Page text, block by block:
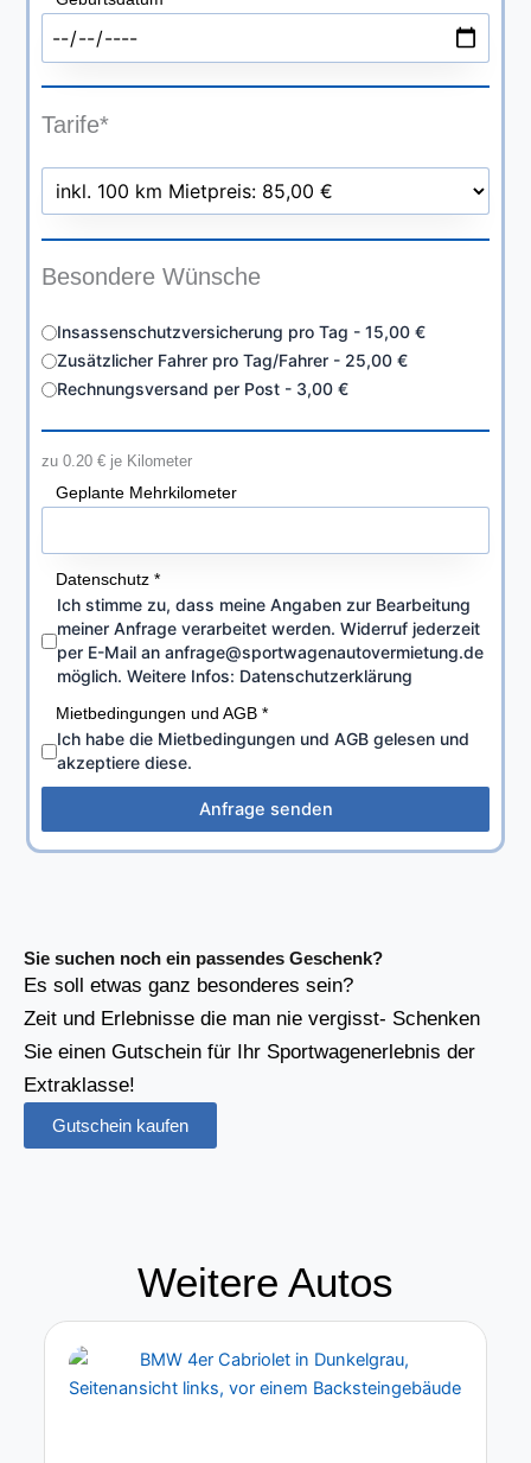
Tarife*
Besondere Wünsche
Insassenschutzversicherung pro Tag - 15,00 €
Zusätzlicher Fahrer pro Tag/Fahrer - 25,00 €
Rechnungsversand per Post - 3,00 €
zu 0.20 € je Kilometer
Geplante Mehrkilometer
Datenschutz*
Ich stimme zu, dass meine Angaben zur Bearbeitung
meiner Anfrage verarbeitet werden. Widerruf jederzeit
per E-Mail an anfrage@sportwagenautovermietung.de
möglich. Weitere Infos: Datenschutzerklärung
Mietbedingungen und AGB*
Ich habe die Mietbedingungen und AGB gelesen und
akzeptiere diese.
Anfrage senden
Sie suchen noch ein passendes Geschenk?
Es soll etwas ganz besonderes sein?
Zeit und Erlebnisse die man nie vergisst- Schenken
Sie einen Gutschein für Ihr Sportwagenerlebnis der
Extraklasse!
Gutschein kaufen
Weitere Autos